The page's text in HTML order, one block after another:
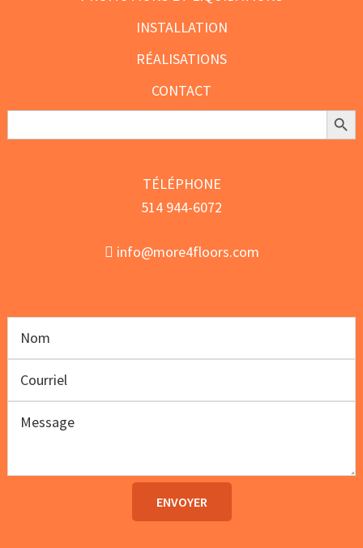
INSTALLATION
RÉALISATIONS
CONTACT
Search
Search
TÉLÉPHONE
514 944-6072
info@more4floors.com